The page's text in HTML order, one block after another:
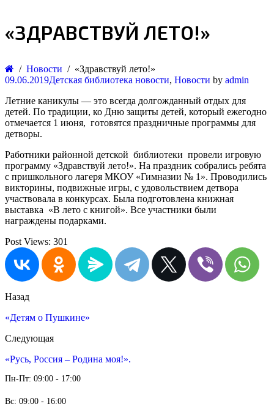
«ЗДРАВСТВУЙ ЛЕТО!»
Новости
«Здравствуй лето!»
09.06.2019Детская библиотека новости, Новости by admin
Летние каникулы — это всегда долгожданный отдых для
детей. По традиции, ко Дню защиты детей, который ежегодно
отмечается 1 июня, готовятся праздничные программы для
детворы.
Работники районной детской библиотеки провели игровую
программу «Здравствуй лето!». На праздник собрались ребята
с пришкольного лагеря МКОУ «Гимназии № 1». Проводились
викторины, подвижные игры, с удовольствием детвора
участвовала в конкурсах. Была подготовлена книжная
выставка «В лето с книгой». Все участники были
награждены подарками.
Post Views: 301
Назад
«Детям о Пушкине»
Следующая
«Русь, Россия – Родина моя!».
Пн-Пт: 09:00 - 17:00
Вс: 09:00 - 16:00